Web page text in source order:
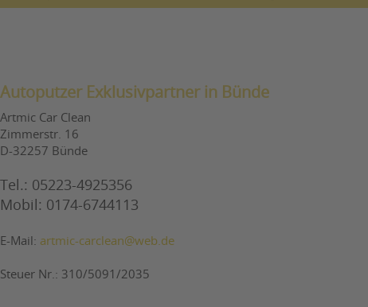
Autoputzer Exklusivpartner in Bünde
Artmic Car Clean
Zimmerstr. 16
D-32257 Bünde
Tel.: 05223-4925356
Mobil: 0174-6744113
E-Mail: artmic-carclean@web.de
Steuer Nr.: 310/5091/2035